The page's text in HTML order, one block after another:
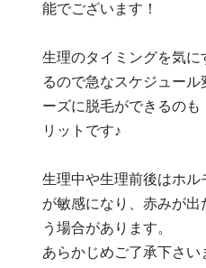
能でございます！
生理のタイミングを気に
るので急なスケジュー
ーズに脱毛ができるのも
リットです♪
生理中や生理前後はホ
が敏感になり、赤みが出
う場合があります。
あらかじめご了承下さい